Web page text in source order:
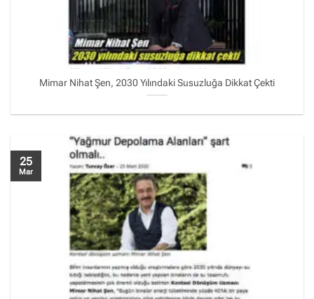
Mimar Nihat Şen, 2030 Yılındaki Susuzluğa Dikkat Çekti
25
Mar